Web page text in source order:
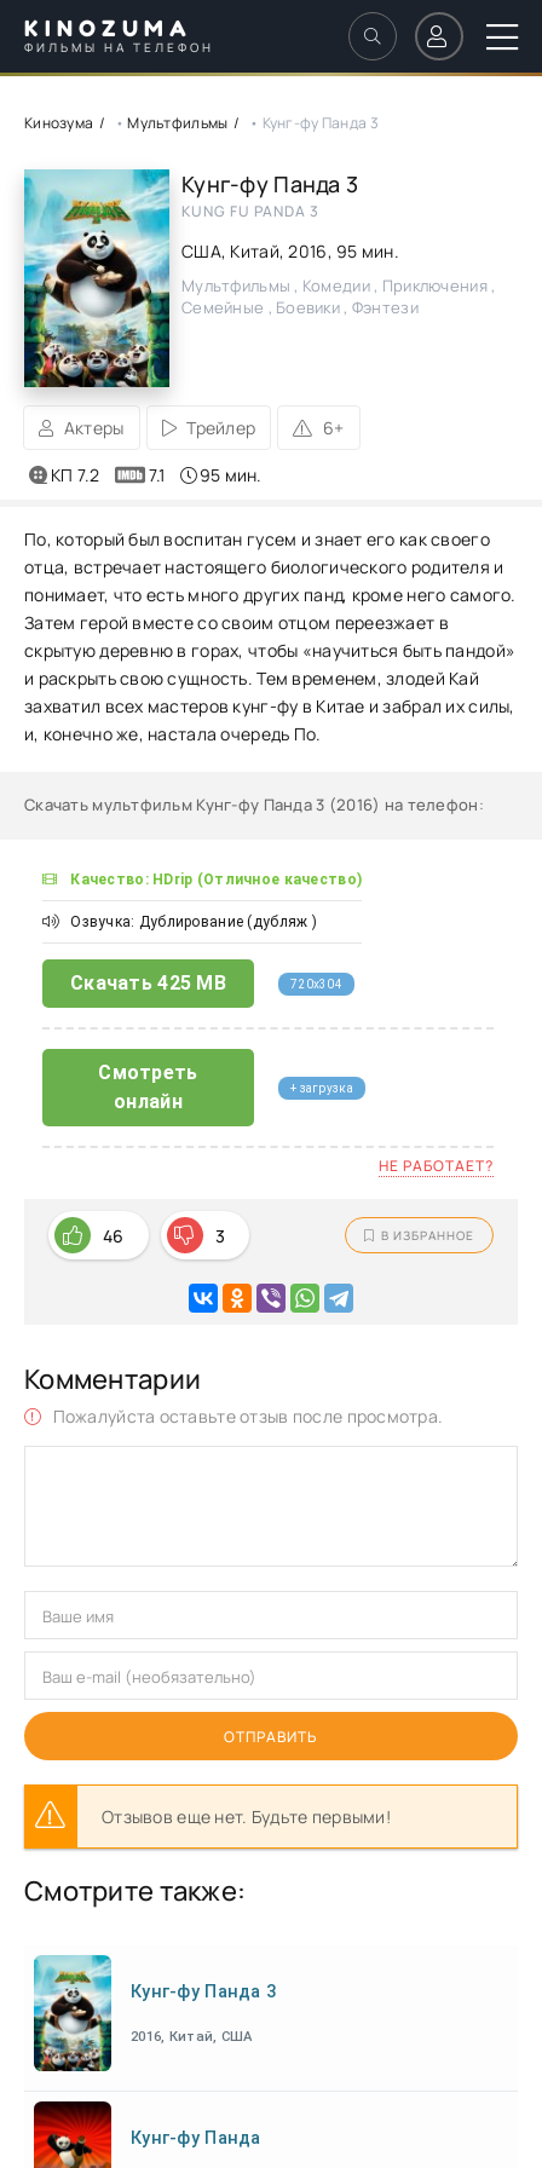
KINOZUMA
ФИЛЬМЫ НА ТЕЛЕФОН
Кинозума •Мультфильмы • Кунг-фу Панда 3
Кунг-фу Панда 3
KUNG FU PANDA 3
США, Китай,2016, 95 мин.
Мультфильмы , Комедии , Приключения ,
Семейные , Боевики , Фэнтези
Актеры Трейлер 6+
КП 7.2 7.1 95 мин.
По, который был воспитан гусем и знает его как своего
отца, встречает настоящего биологического родителя и
понимает, что есть много других панд, кроме него самого.
Затем герой вместе со своим отцом переезжает в
скрытую деревню в горах, чтобы «научиться быть пандой»
и раскрыть свою сущность. Тем временем, злодей Кай
захватил всех мастеров кунг-фу в Китае и забрал их силы,
и, конечно же, настала очередь По.
Скачать мультфильм Кунг-фу Панда 3 (2016) на телефон:
Качество: HDrip (Отличное качество)
Озвучка: Дублирование (дубляж )
Скачать425 MB 720x304
Смотреть
онлайн
+ загрузка
НЕ РАБОТАЕТ?
46 3 В ИЗБРАННОЕ
Комментарии
Пожалуйста оставьте отзыв после просмотра.
ОТПРАВИТЬ
Отзывов еще нет. Будьте первыми!
Смотрите также:
Кунг-фу Панда 3
2016, Китай, США
Кунг-фу Панда